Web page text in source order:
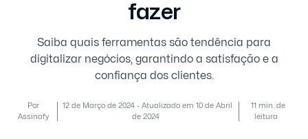
fazer
Saiba quais ferramentas são tendência para
digitalizar negócios, garantindo a satisfação e a
confiança dos clientes.
Por
Assinafy
12 de Março de 2024 - Atualizado em 10 de Abril
de 2024
11 min. de
leitura